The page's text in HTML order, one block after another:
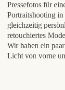
Pressefotos für
Portraitshooting in
gleichzeitig
retouchiertes
Wir haben ein
Licht von vorne